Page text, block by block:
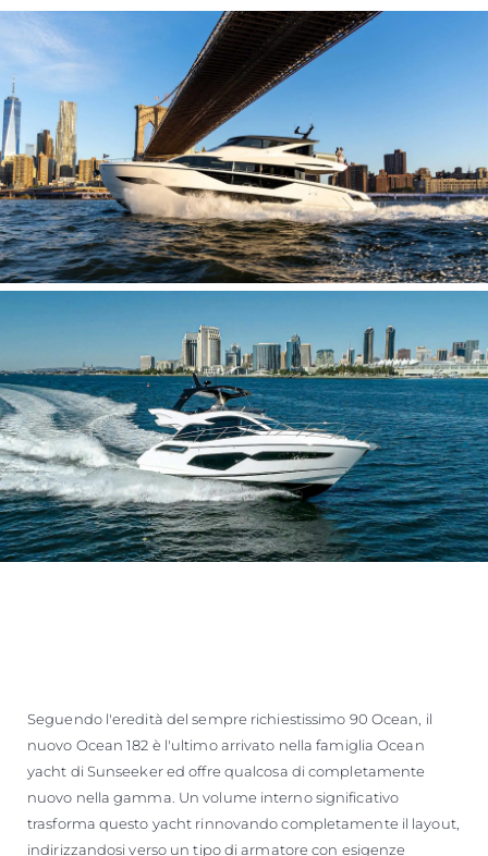
Seguendo l'eredità del sempre richiestissimo 90 Ocean, il
nuovo Ocean 182 è l'ultimo arrivato nella famiglia Ocean
yacht di Sunseeker ed offre qualcosa di completamente
nuovo nella gamma. Un volume interno significativo
trasforma questo yacht rinnovando completamente il layout,
indirizzandosi verso un tipo di armatore con esigenze